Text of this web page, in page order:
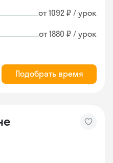
от 1092 ₽ / урок
от 1880 ₽ / урок
Подобрать время